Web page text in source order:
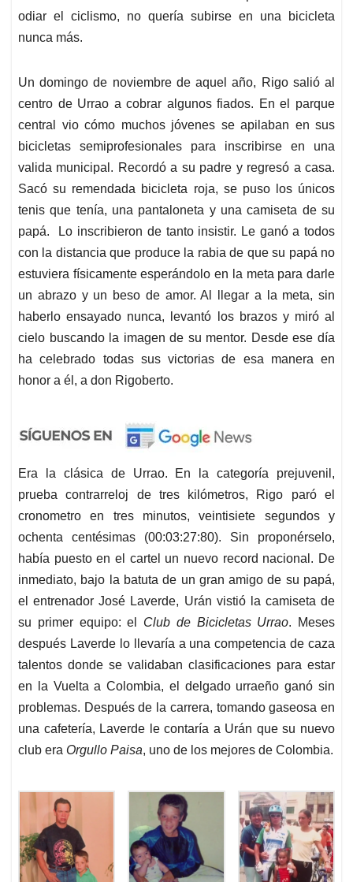
odiar el ciclismo, no quería subirse en una bicicleta
nunca más.
Un domingo de noviembre de aquel año, Rigo salió al
centro de Urrao a cobrar algunos fiados. En el parque
central vio cómo muchos jóvenes se apilaban en sus
bicicletas semiprofesionales para inscribirse en una
valida municipal. Recordó a su padre y regresó a casa.
Sacó su remendada bicicleta roja, se puso los únicos
tenis que tenía, una pantaloneta y una camiseta de su
papá. Lo inscribieron de tanto insistir. Le ganó a todos
con la distancia que produce la rabia de que su papá no
estuviera físicamente esperándolo en la meta para darle
un abrazo y un beso de amor. Al llegar a la meta, sin
haberlo ensayado nunca, levantó los brazos y miró al
cielo buscando la imagen de su mentor. Desde ese día
ha celebrado todas sus victorias de esa manera en
honor a él, a don Rigoberto.
Era la clásica de Urrao. En la categoría prejuvenil,
prueba contrarreloj de tres kilómetros, Rigo paró el
cronometro en tres minutos, veintisiete segundos y
ochenta centésimas (00:03:27:80). Sin proponérselo,
había puesto en el cartel un nuevo record nacional. De
inmediato, bajo la batuta de un gran amigo de su papá,
el entrenador José Laverde, Urán vistió la camiseta de
su primer equipo: el Club de Bicicletas Urrao. Meses
después Laverde lo llevaría a una competencia de caza
talentos donde se validaban clasificaciones para estar
en la Vuelta a Colombia, el delgado urraeño ganó sin
problemas. Después de la carrera, tomando gaseosa en
una cafetería, Laverde le contaría a Urán que su nuevo
club era Orgullo Paisa, uno de los mejores de Colombia.